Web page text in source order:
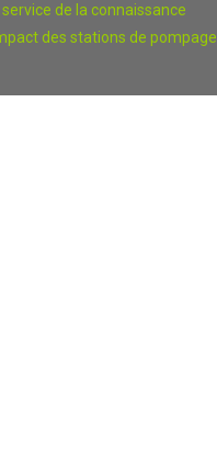
service de la connaissance
des stations de pompage